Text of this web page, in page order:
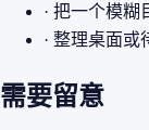
· 把一个模糊
· 整理桌面或
需要留意